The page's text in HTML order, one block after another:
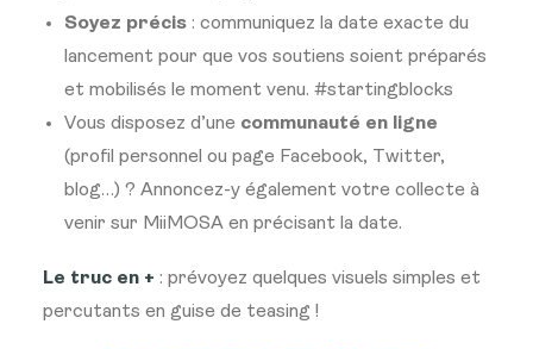
Soyez précis : communiquez la date exacte du
lancement pour que vos soutiens soient préparés
et mobilisés le moment venu. #startingblocks
Vous disposez d’une communauté en ligne
(profil personnel ou page Facebook, Twitter,
blog…) ? Annoncez-y également votre collecte à
venir sur MiiMOSA en précisant la date.
Le truc en + : prévoyez quelques visuels simples et
percutants en guise de teasing !